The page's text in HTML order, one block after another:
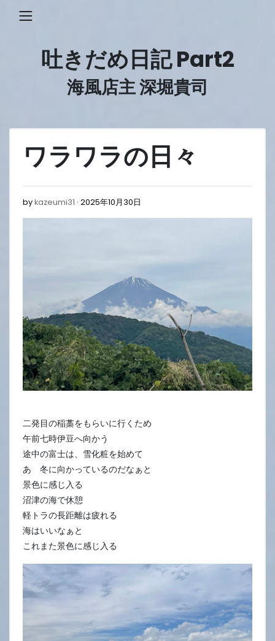
吐きだめ日記 Part2
海風店主 深堀貴司
ワラワラの日々
bykazeumi31 2025年10月30日
二発目の稲藁をもらいに行くため
午前七時伊豆へ向かう
途中の富士は、雪化粧を始めて
あゝ冬に向かっているのだなぁと
景色に感じ入る
沼津の海で休憩
軽トラの長距離は疲れる
海はいいなぁと
これまた景色に感じ入る